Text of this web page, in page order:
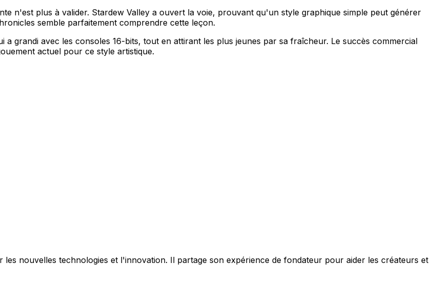
n'est plus à valider. Stardew Valley a ouvert la voie, prouvant qu'un style graphique simple peut générer
semble parfaitement comprendre cette leçon.
a grandi avec les consoles 16-bits, tout en attirant les plus jeunes par sa fraîcheur. Le succès commercial
actuel pour ce style artistique.
nouvelles technologies et l'innovation. Il partage son expérience de fondateur pour aider les créateurs et